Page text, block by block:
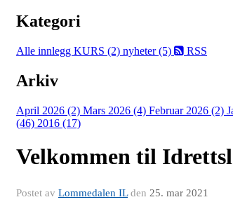
Kategori
Alle innlegg KURS (2) nyheter (5) RSS
Arkiv
April 2026 (2) Mars 2026 (4) Februar 2026 (2)
(46) 2016 (17)
Velkommen til
Postet av Lommedalen ILden 25. mar 2021